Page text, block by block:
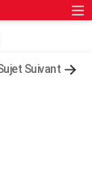
Suivant